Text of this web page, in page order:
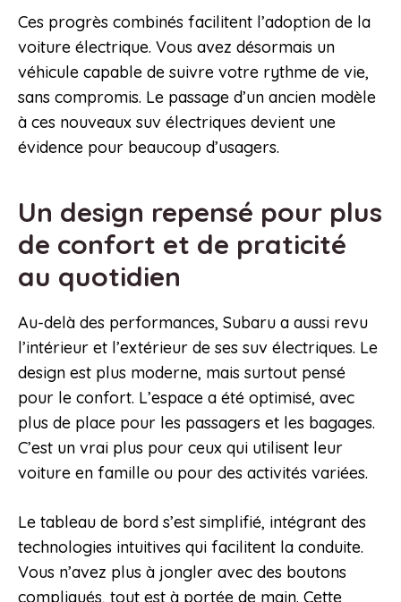
Ces progrès combinés facilitent l’adoption de la
voiture électrique. Vous avez désormais un
véhicule capable de suivre votre rythme de vie,
sans compromis. Le passage d’un ancien modèle
à ces nouveaux suv électriques devient une
évidence pour beaucoup d’usagers.
Un design repensé pour plus
de confort et de praticité
au quotidien
Au-delà des performances, Subaru a aussi revu
l’intérieur et l’extérieur de ses suv électriques. Le
design est plus moderne, mais surtout pensé
pour le confort. L’espace a été optimisé, avec
plus de place pour les passagers et les bagages.
C’est un vrai plus pour ceux qui utilisent leur
voiture en famille ou pour des activités variées.
Le tableau de bord s’est simplifié, intégrant des
technologies intuitives qui facilitent la conduite.
Vous n’avez plus à jongler avec des boutons
compliqués, tout est à portée de main. Cette